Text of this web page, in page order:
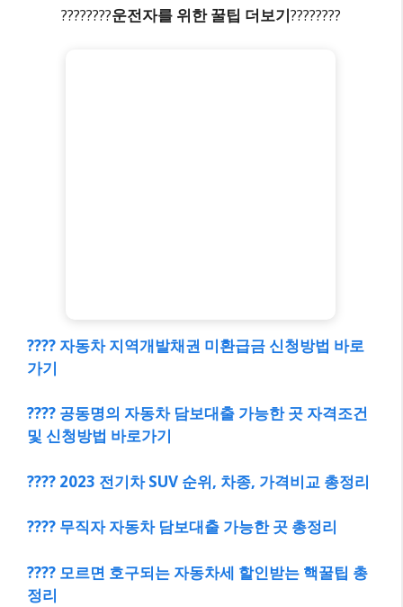
????????운전자를 위한 꿀팁 더보기????????
???? 자동차 지역개발채권 미환급금 신청방법 바로
가기
???? 공동명의 자동차 담보대출 가능한 곳 자격조건
및 신청방법 바로가기
???? 2023 전기차 SUV 순위, 차종, 가격비교 총정리
???? 무직자 자동차 담보대출 가능한 곳 총정리
???? 모르면 호구되는 자동차세 할인받는 핵꿀팁 총
정리